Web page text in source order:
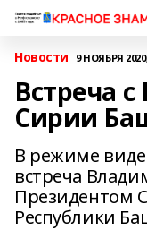
Новости 9 НОЯБРЯ
Встреча
Сирии
В режиме
встреча
Президентом
Республики